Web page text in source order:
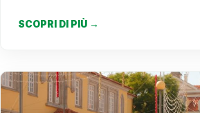
SCOPRI DI PIÙ →